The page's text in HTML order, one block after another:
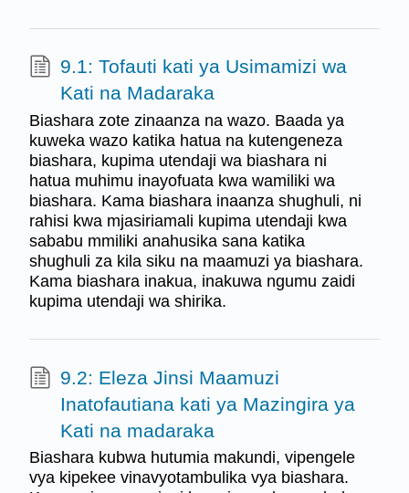
9.1: Tofauti kati ya Usimamizi wa
Kati na Madaraka
Biashara zote zinaanza na wazo. Baada ya
kuweka wazo katika hatua na kutengeneza
biashara, kupima utendaji wa biashara ni
hatua muhimu inayofuata kwa wamiliki wa
biashara. Kama biashara inaanza shughuli, ni
rahisi kwa mjasiriamali kupima utendaji kwa
sababu mmiliki anahusika sana katika
shughuli za kila siku na maamuzi ya biashara.
Kama biashara inakua, inakuwa ngumu zaidi
kupima utendaji wa shirika.
9.2: Eleza Jinsi Maamuzi
Inatofautiana kati ya Mazingira ya
Kati na madaraka
Biashara kubwa hutumia makundi, vipengele
vya kipekee vinavyotambulika vya biashara.